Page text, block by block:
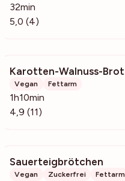
32min
5,0 (4)
Karotten-Walnuss-Brot
Vegan Fettarm
1h10min
4,9 (11)
Sauerteigbrötchen
Vegan Zuckerfrei Fettarm